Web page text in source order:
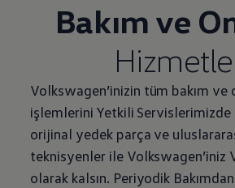
Bakım ve
Volkswagen’inizin tüm bakım ve
işlemlerini Yetkili Servislerimizde
orijinal yedek parça ve
teknisyenler ile Volkswagen’iniz
olarak kalsın. Periyodik